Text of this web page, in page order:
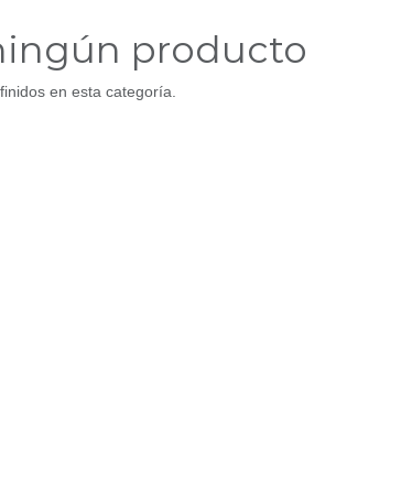
producto
en esta categoría.